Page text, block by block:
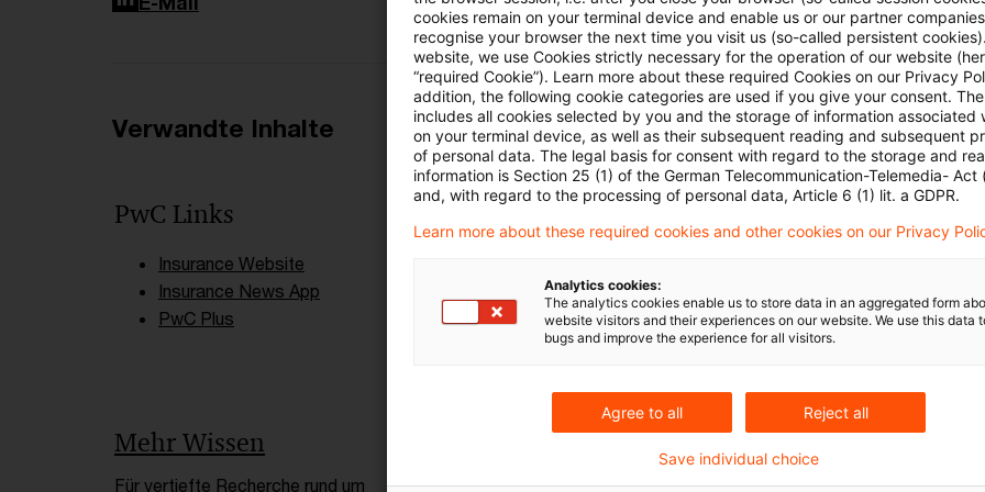
Internationale Vereinigung der
Erkenntnisse zur Überwachung der wichtigsten
Versicherungssektor zusammen
Originaldatum 13. Dezember 2024 Kategorien
Schlagwörter
IFRS 9, Kapitalanlagen (Versicherungsunt
EIOPA Annual Work Programme
Ein Ausblick auf 2025: Das Arbeitsprogramm
ihre Prioritäten bei den anstehenden
Originaldatum 12. Dezember 2024 Kategorien
Schlagwörter
Datenschutz, Krankenversicherung, Lebens
Verwandte Inhalte
PwC Links
Insurance Website
Insurance News App
PwC Plus
Mehr Wissen
Für vertiefte Recherche rund um
cookies remain on your terminal device and enable us or our partner
recognise your browser the next time you visit us (so-called persistent
website, we use Cookies strictly necessary for the operation of our website
“required Cookie”). Learn more about these required Cookies on our Privacy
addition, the following cookie categories are used if you give your consent.
includes all cookies selected by you and the storage of information associated
on your terminal device, as well as their subsequent reading and subsequent
of personal data. The legal basis for consent with regard to the storage and
information is Section 25 (1) of the German Telecommunication-Telemedia- Act
and, with regard to the processing of personal data, Article 6 (1) lit. a GDPR.
Learn more about these required cookies and other cookies on our Privacy
Analytics cookies:
The analytics cookies enable us to store data in an aggregated form
website visitors and their experiences on our website. We use this data
bugs and improve the experience for all visitors.
Agree to all Reject all
Save individual choice